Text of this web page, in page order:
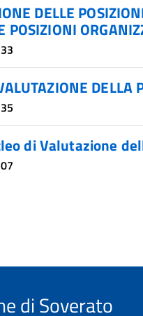
DELLE
POSIZIONI
DELLA
di Valutazione
di Soverato